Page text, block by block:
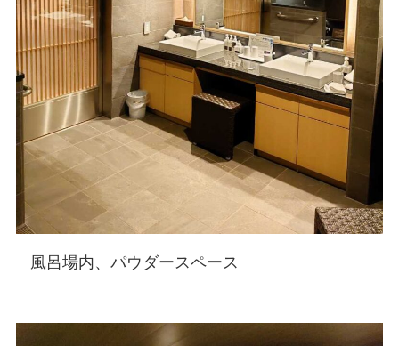
風呂場内、パウダースペース